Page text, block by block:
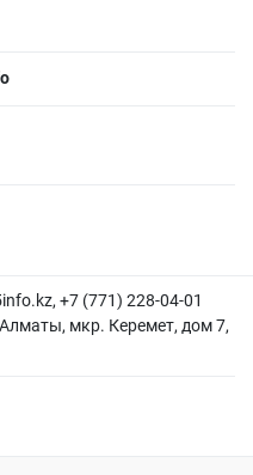
, +7 (771) 228-04-01
мкр. Керемет, дом 7,